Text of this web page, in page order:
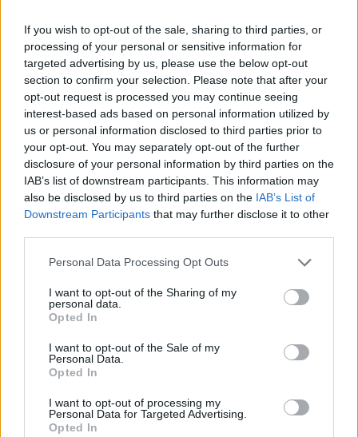
If you wish to opt-out of the sale, sharing to third parties, or
processing of your personal or sensitive information for
targeted advertising by us, please use the below opt-out
section to confirm your selection. Please note that after your
opt-out request is processed you may continue seeing
interest-based ads based on personal information utilized by
us or personal information disclosed to third parties prior to
your opt-out. You may separately opt-out of the further
disclosure of your personal information by third parties on the
IAB’s list of downstream participants. This information may
also be disclosed by us to third parties on the IAB’s List of
Downstream Participants that may further disclose it to other
Personal Data Processing Opt Outs
I want to opt-out of the Sharing of my
personal data.
Opted In
I want to opt-out of the Sale of my
Personal Data.
Opted In
I want to opt-out of processing my
Personal Data for Targeted Advertising.
Opted In
Vitorlavirág – Így lesz gyönyörű
a te lakásodban is
ÉLŐ BOLYGÓNK Lonkay Márta 4 perc